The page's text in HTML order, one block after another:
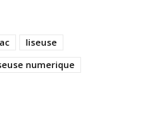
liseuse
numerique